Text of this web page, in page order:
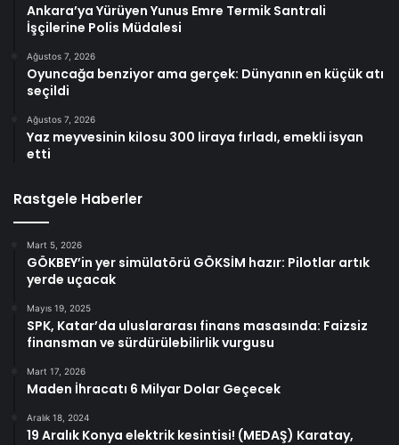
Ankara’ya Yürüyen Yunus Emre Termik Santrali
İşçilerine Polis Müdalesi
Ağustos 7, 2026
Oyuncağa benziyor ama gerçek: Dünyanın en küçük atı
seçildi
Ağustos 7, 2026
Yaz meyvesinin kilosu 300 liraya fırladı, emekli isyan
etti
Rastgele Haberler
Mart 5, 2026
GÖKBEY’in yer simülatörü GÖKSİM hazır: Pilotlar artık
yerde uçacak
Mayıs 19, 2025
SPK, Katar’da uluslararası finans masasında: Faizsiz
finansman ve sürdürülebilirlik vurgusu
Mart 17, 2026
Maden İhracatı 6 Milyar Dolar Geçecek
Aralık 18, 2024
19 Aralık Konya elektrik kesintisi! (MEDAŞ) Karatay,